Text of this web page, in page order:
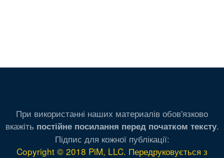
При використанні наших материалів обов'язково
вкажіть постійне посилання перед початком тексту.
Підпис для кожної публікації:
Copyright © 2018 PiM, LLC. Передруковується з